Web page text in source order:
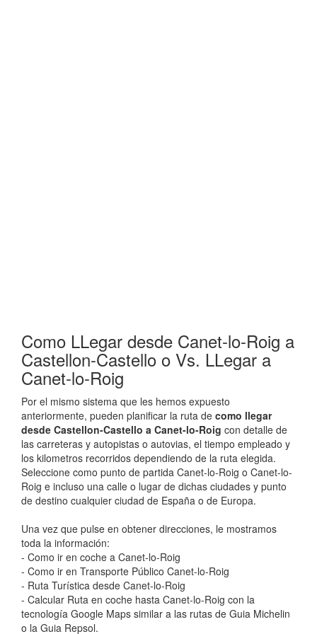
Como LLegar desde Canet-lo-Roig a
Castellon-Castello o Vs. LLegar a
Canet-lo-Roig
Por el mismo sistema que les hemos expuesto
anteriormente, pueden planificar la ruta de como llegar
desde Castellon-Castello a Canet-lo-Roig con detalle de
las carreteras y autopistas o autovias, el tiempo empleado y
los kilometros recorridos dependiendo de la ruta elegida.
Seleccione como punto de partida Canet-lo-Roig o Canet-lo-
Roig e incluso una calle o lugar de dichas ciudades y punto
de destino cualquier ciudad de España o de Europa.
Una vez que pulse en obtener direcciones, le mostramos
toda la información:
- Como ir en coche a Canet-lo-Roig
- Como ir en Transporte Público Canet-lo-Roig
- Ruta Turística desde Canet-lo-Roig
- Calcular Ruta en coche hasta Canet-lo-Roig con la
tecnología Google Maps similar a las rutas de Guia Michelin
o la Guia Repsol.